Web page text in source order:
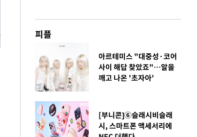
피플
아르테미스 "대중성·코어
사이 해답 찾았죠"…알을
깨고 나온 '초자아'
[부니콘]⑥슬래시비슬래
시, 스마트폰 액세서리에